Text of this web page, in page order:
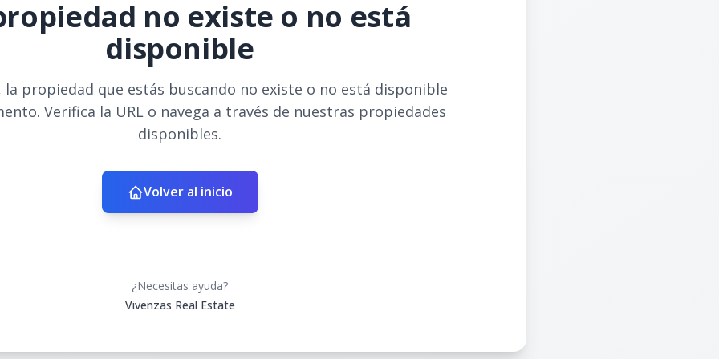
no existe o no está
disponible
propiedad que estás buscando no existe o no está disponible
Verifica la URL o navega a través de nuestras propiedades
disponibles.
Volver al inicio
¿Necesitas ayuda?
Vivenzas Real Estate